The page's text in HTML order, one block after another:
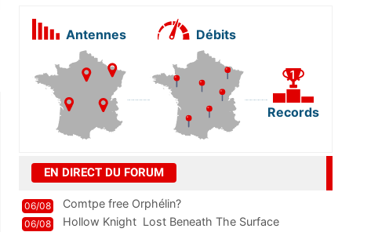
Antennes Débits
Records
EN DIRECT DU FORUM
06/08 Comtpe free Orphélin?
06/08 Hollow Knight  Lost Beneath The Surface